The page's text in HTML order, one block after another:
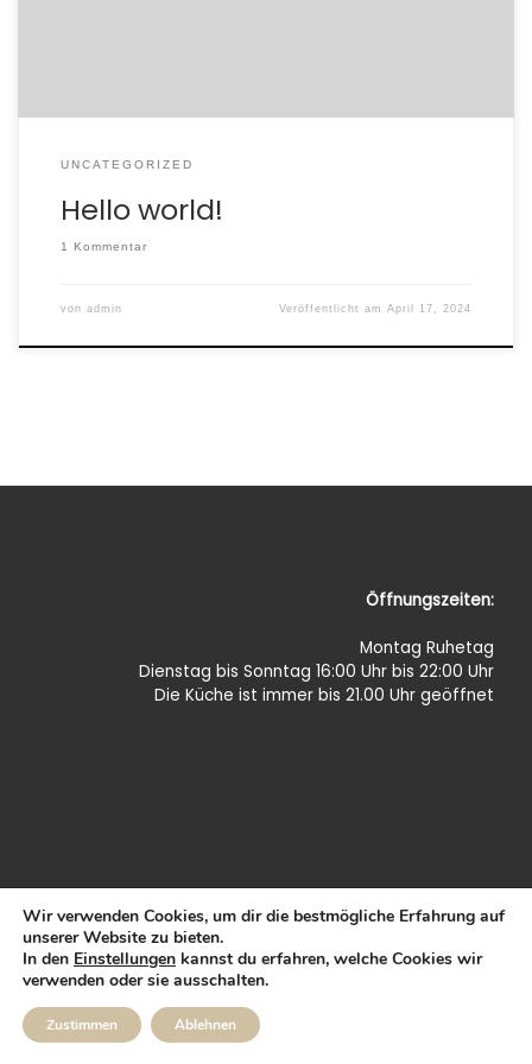
UNCATEGORIZED
Hello world!
1 Kommentar
von admin Veröffentlicht amApril 17, 2024
Öffnungszeiten:
Montag Ruhetag
Dienstag bis Sonntag 16:00 Uhr bis 22:00 Uhr
Die Küche ist immer bis 21.00 Uhr geöffnet
© 2026Standpunkt 64– Alle Rechte vorbehalten
Wir verwenden Cookies, um dir die bestmögliche Erfahrung auf
unserer Website zu bieten.
In den Einstellungen kannst du erfahren, welche Cookies wir
verwenden oder sie ausschalten.
Zustimmen Ablehnen